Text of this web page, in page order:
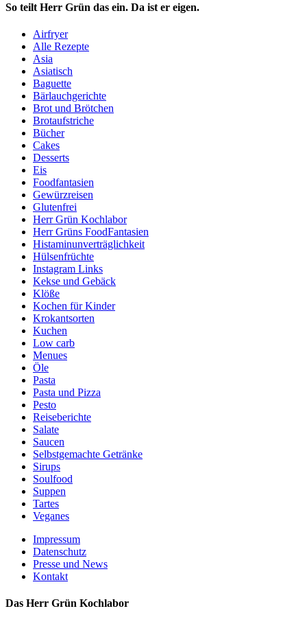
So teilt Herr Grün das ein. Da ist er eigen.
Airfryer
Alle Rezepte
Asia
Asiatisch
Baguette
Bärlauchgerichte
Brot und Brötchen
Brotaufstriche
Bücher
Cakes
Desserts
Eis
Foodfantasien
Gewürzreisen
Glutenfrei
Herr Grün Kochlabor
Herr Grüns FoodFantasien
Histaminunverträglichkeit
Hülsenfrüchte
Instagram Links
Kekse und Gebäck
Klöße
Kochen für Kinder
Krokantsorten
Kuchen
Low carb
Menues
Öle
Pasta
Pasta und Pizza
Pesto
Reiseberichte
Salate
Saucen
Selbstgemachte Getränke
Sirups
Soulfood
Suppen
Tartes
Veganes
Impressum
Datenschutz
Presse und News
Kontakt
Das Herr Grün Kochlabor